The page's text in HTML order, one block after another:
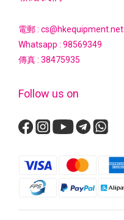
電郵 : cs@hkequipment.net
Whatsapp : 98569349
傳真 : 38475935
Follow us on